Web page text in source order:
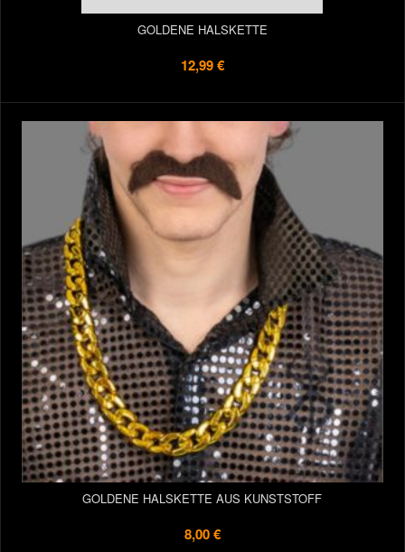
GOLDENE HALSKETTE
12,99 €
GOLDENE HALSKETTE AUS KUNSTSTOFF
8,00 €